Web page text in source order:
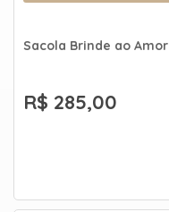
Sacola Brinde ao Amor
R$ 285,00